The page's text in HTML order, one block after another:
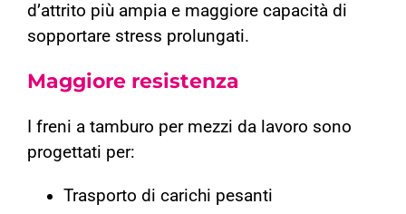
d’attrito più ampia e maggiore capacità di
sopportare stress prolungati.
Maggiore resistenza
I freni a tamburo per mezzi da lavoro sono
progettati per:
Trasporto di carichi pesanti